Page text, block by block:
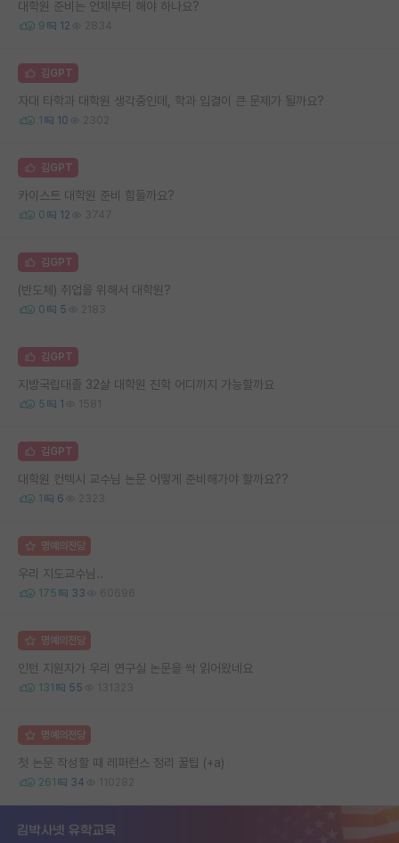
대학원 준비는 언제부터 해야 하나요?
9 12 2834
김GPT
자대 타학과 대학원 생각중인데, 학과 입결이 큰 문제가 될까요?
1 10 2302
김GPT
카이스트 대학원 준비 힘들까요?
0 12 3747
김GPT
(반도체) 취업을 위해서 대학원?
0 5 2183
김GPT
지방국립대졸 32살 대학원 진학 어디까지 가능할까요
5 1 1581
김GPT
대학원 컨텍시 교수님 논문 어떻게 준비해가야 할까요??
1 6 2323
명예의전당
우리 지도교수님..
175 33 60696
명예의전당
인턴 지원자가 우리 연구실 논문을 싹 읽어왔네요
131 55 131323
명예의전당
첫 논문 작성할 때 레퍼런스 정리 꿀팁 (+a)
261 34 110282